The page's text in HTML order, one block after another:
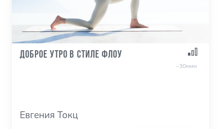
Доброе утро в стиле флоу
~30мин
Евгения Токц